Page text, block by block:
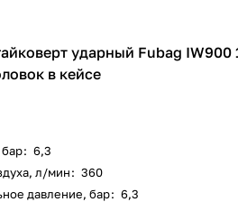
ударный Fubag
в кейсе
: 6,3
л/мин: 360
давление, бар: 6,3